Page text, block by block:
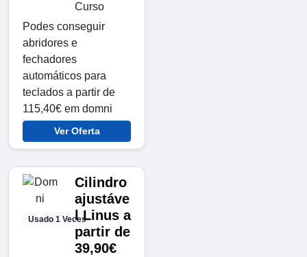
Curso
Podes conseguir
abridores e
fechadores
automáticos para
teclados a partir de
115,40€ em domni
Ver Oferta
Usado 1 Veces
Cilindro
ajustáve
l Linus a
partir de
39,90€